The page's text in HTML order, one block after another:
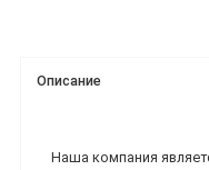
Описание
Наша компания